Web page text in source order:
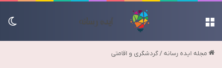
مجله ایده رسانه /گردشگری و اقامتی